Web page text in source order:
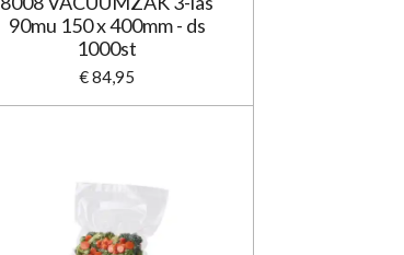
90mu 150 x 400mm - ds
1000st
€ 84,95